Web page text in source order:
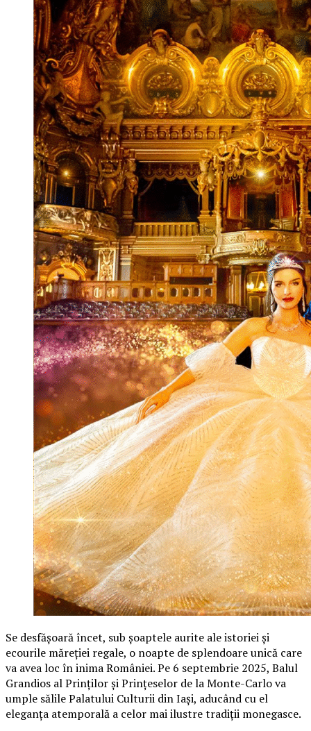
Se desfășoară încet, sub șoaptele aurite ale istoriei și
ecourile măreției regale, o noapte de splendoare unică care
va avea loc în inima României. Pe 6 septembrie 2025, Balul
Grandios al Prinților și Prințeselor de la Monte-Carlo va
umple sălile Palatului Culturii din Iași, aducând cu el
eleganța atemporală a celor mai ilustre tradiții monegasce.